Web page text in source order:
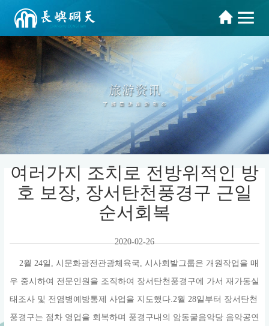
여러가지 조치로 전방위적인 방
호 보장, 장서탄천풍경구 근일
순서회복
2020-02-26
2월 24일, 시문화광전관광체육국, 시사회발그룹은 개원작업을 매
우 중시하여 전문인원을 조직하여 장서탄천풍경구에 가서 재가동실
태조사 및 전염병예방통제 사업을 지도했다.2월 28일부터 장서탄천
풍경구는 점차 영업을 회복하며 풍경구내의 암동굴음악당 음악공연